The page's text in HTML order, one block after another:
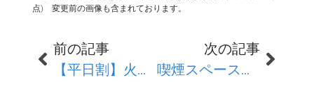
点) 変更前の画像も含まれております。
前の記事
【平日割】火曜、水曜は500円引き！
次の記事
喫煙スペースについて